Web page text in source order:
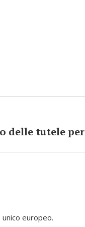
delle tutele
europeo.